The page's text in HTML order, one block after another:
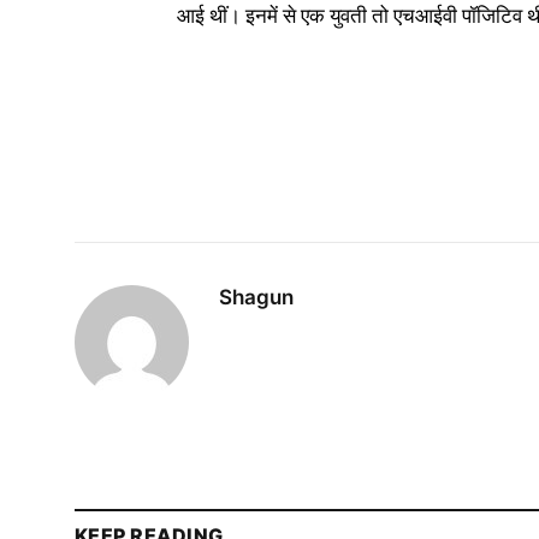
आई थीं। इनमें से एक युवती तो एचआईवी पॉजिटिव
Shagun